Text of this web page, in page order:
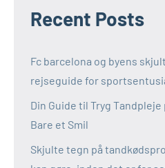
Recent Posts
Fc barcelona og byens
rejseguide for
Din Guide til Tryg
Bare et Smil
Skjulte tegn på